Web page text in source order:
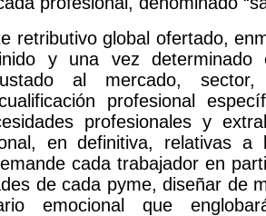
retributivo global ofertado,
y una vez determinado
al mercado,
profesional
profesionales y
en definitiva, relativas
cada trabajador en
de cada pyme, diseñar de
emocional que